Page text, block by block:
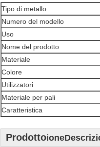
Tipo di metallo
Numero del modello
Uso
Nome del prodotto
Materiale
Colore
Utilizzatori
Materiale per pali
Caratteristica
Prodottoione